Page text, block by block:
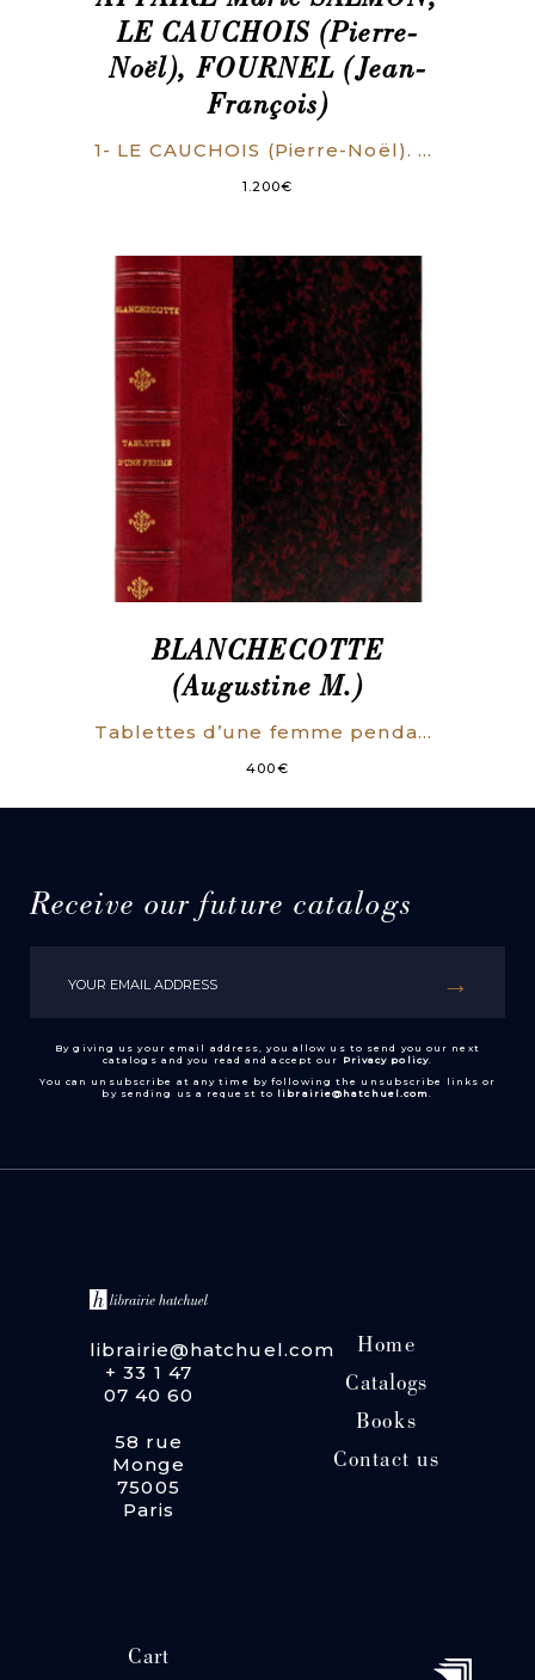
LE CAUCHOIS (Pierre-
Noël), FOURNEL (Jean-
François)
1- LE CAUCHOIS (Pierre-Noël). Justification de Marie-Françoise-Victoire Salmon, Par Me Lecauchois, Avocat au Parlement de Rouen (…). Paris, Cailleau, 1786. (4), 144 p. 2- FOURNEL (Jean-François). Consultation pour une jeune fille condamnée à être brûlée vive. Paris, André-Charles Cailleau, 1786. (2), 137 p., vignette aux armes royales gravée au titre. 3- LE CAUCHOIS (Pierre-Noël). Addition à la Justification de Marie-Françoise-Victoire Salmon. [Paris], Cailleau, [1786]. 8 p. 4- . “L’Innocence reconnue”. Paris, 23 mai 1786. Arrêt sur l’affaire Salmon. Placard (160 x 214 mm) collé à l’époque sur le contre plat inférieur.
1.200€
BLANCHECOTTE
(Augustine M.)
Tablettes d’une femme pendant la Commune.
400€
Receive our future catalogs
By giving us your email address, you allow us to send you our next
catalogs and you read and accept our Privacy policy.
You can unsubscribe at any time by following the unsubscribe links or
by sending us a request to librairie@hatchuel.com.
librairie@hatchuel.com
+ 33 1 47
07 40 60
58 rue
Monge
75005
Paris
Home
Catalogs
Books
Contact us
Cart